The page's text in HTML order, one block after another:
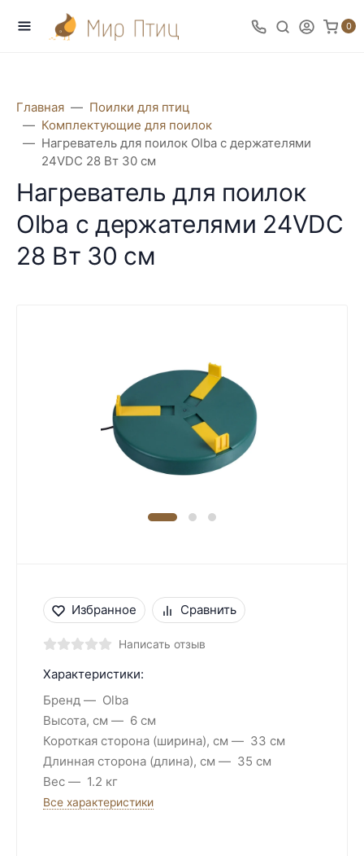
0
Главная
Поилки для птиц
Комплектующие для поилок
Нагреватель для поилок Olba с держателями
24VDC 28 Вт 30 см
Нагреватель для поилок
Olba с держателями 24VDC
28 Вт 30 см
Избранное Сравнить
Написать отзыв
Характеристики:
Бренд
Olba
Высота, см
6 см
Короткая сторона (ширина), см
33 см
Длинная сторона (длина), см
35 см
Вес
1.2 кг
Все характеристики